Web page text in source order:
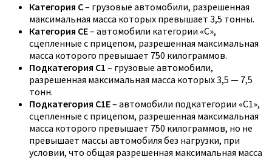
Категория C– грузовые автомобили, разрешенная
максимальная масса которых превышает 3,5 тонны.
Категория CE– автомобили категории «С»,
сцепленные с прицепом, разрешенная максимальная
масса которого превышает 750 килограммов.
Подкатегория C1 – грузовые автомобили,
разрешенная максимальная масса которых 3,5 — 7,5
тонн.
Подкатегория C1E– автомобили подкатегории «С1»,
сцепленные с прицепом, разрешенная максимальная
масса которого превышает 750 килограммов, но не
превышает массы автомобиля без нагрузки, при
условии, что общая разрешенная максимальная масса